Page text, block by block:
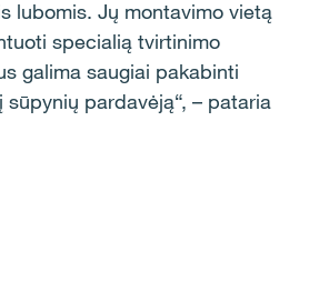
lubomis. Jų montavimo vietą
specialią tvirtinimo
galima saugiai pakabinti
pardavėją“, – pataria